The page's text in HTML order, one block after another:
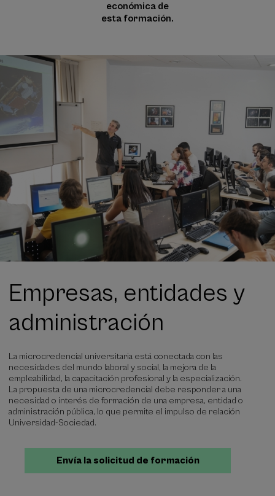
económica de
esta formación.
Empresas, entidades y
administración
La microcredencial universitaria está conectada con las
necesidades del mundo laboral y social, la mejora de la
empleabilidad, la capacitación profesional y la especialización.
La propuesta de una microcredencial debe responder a una
necesidad o interés de formación de una empresa, entidad o
administración pública, lo que permite el impulso de relación
Universidad-Sociedad.
Envía la solicitud de formación